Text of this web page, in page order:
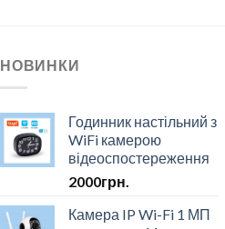
НОВИНКИ
Годинник настільний з
WiFi камерою
відеоспостереження
2000грн.
Камера IP Wi-Fi 1 МП